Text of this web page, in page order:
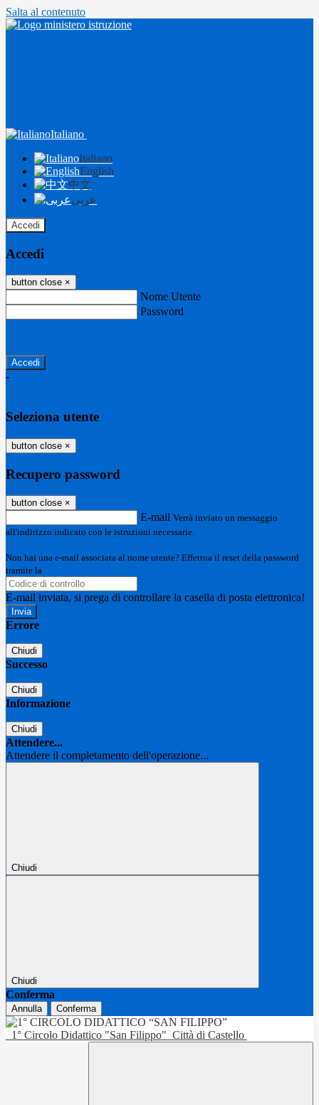
Salta al contenuto
Italiano
Italiano
English
中文
عربى
Accedi
Accedi
button close ×
Nome Utente
Password
-
Seleziona utente
button close ×
Recupero password
button close ×
E-mail Verrà inviato un messaggio
all'indirizzo indicato con le istruzioni necessarie.
Non hai una e-mail associata al nome utente? Effettua il reset della password
tramite la
E-mail inviata, si prega di controllare la casella di posta elettronica!
Errore
Chiudi
Successo
Chiudi
Informazione
Chiudi
Attendere...
Attendere il completamento dell'operazione...
Chiudi
Chiudi
Conferma
Annulla Conferma
1° Circolo Didattico "San Filippo" Città di Castello